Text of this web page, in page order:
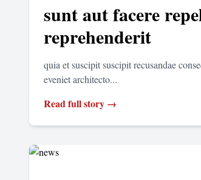
sunt aut facere
reprehenderit
quia et suscipit suscipit recusandae
eveniet architecto...
Read full story →